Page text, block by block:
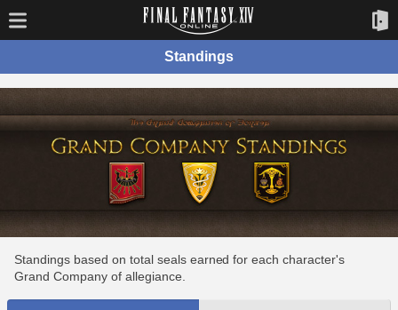
Standings
Standings based on total seals earned for each character's
Grand Company of allegiance.